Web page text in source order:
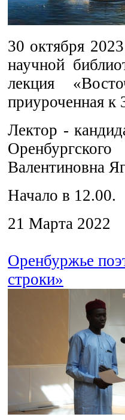
30 октября
научной
лекция
приуроченная к
Лектор -
Валентиновна
Начало в
21 Марта 2022
Оренбуржье
строки»